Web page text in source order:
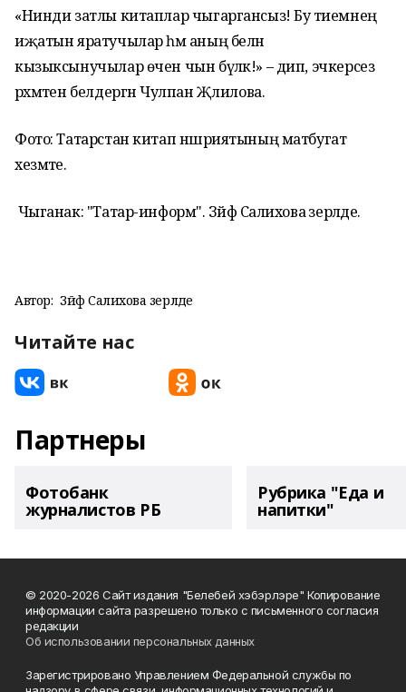
«Нинди затлы китаплар чыгаргансыз! Бу әтиемнең
иҗатын яратучылар һәм аның белән
кызыксынучылар өчен чын бүләк!» – дип, эчкерсез
рәхмәтен белдергән Чулпан Җәлилова.
Фото: Татарстан китап нәшриятының матбугат
хезмәте.
Чыганак: "Татар-информ". Зәйфә Салихова әзерләде.
Автор: Зәйфә Салихова әзерләде
Читайте нас
Партнеры
Фотобанк
журналистов РБ
Рубрика "Еда и
напитки"
© 2020-2026 Сайт издания "Белебей хэбэрлэре" Копирование
информации сайта разрешено только с письменного согласия
редакции
Об использовании персональных данных
Зарегистрировано Управлением Федеральной службы по